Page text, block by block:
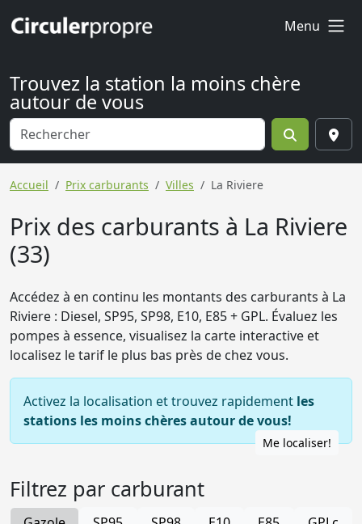
Menu
Trouvez la station la moins chère
autour de vous
Accueil Prix carburants Villes La Riviere
Prix des carburants à La Riviere
(33)
Accédez à en continu les montants des carburants à La
Riviere : Diesel, SP95, SP98, E10, E85 + GPL. Évaluez les
pompes à essence, visualisez la carte interactive et
localisez le tarif le plus bas près de chez vous.
Activez la localisation et trouvez rapidement les
stations les moins chères autour de vous!
Me localiser!
Filtrez par carburant